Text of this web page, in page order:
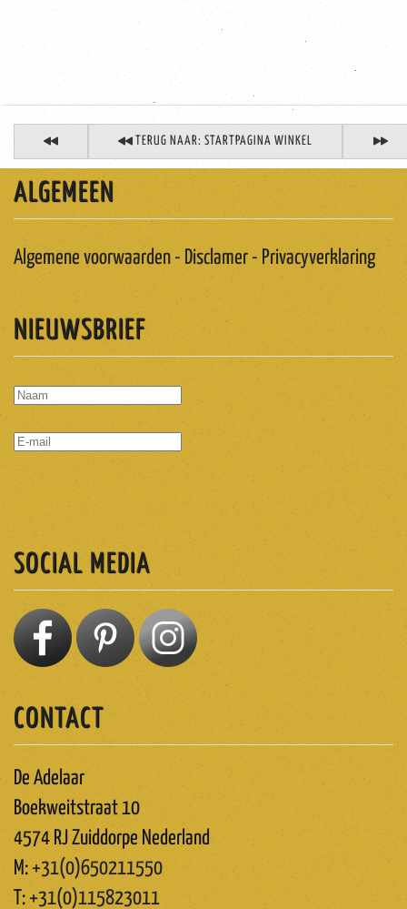
koeienvel, koeienhuid, koeienkleed, koeienvacht, koevel, vintage, retro,nieuw
TERUG NAAR: STARTPAGINA WINKEL
ALGEMEEN
Algemene voorwaarden - Disclamer - Privacyverklaring
NIEUWSBRIEF
SOCIAL MEDIA
CONTACT
De Adelaar
Boekweitstraat 10
4574 RJ Zuiddorpe Nederland
M:+31(0)650211550
T:+31(0)115823011